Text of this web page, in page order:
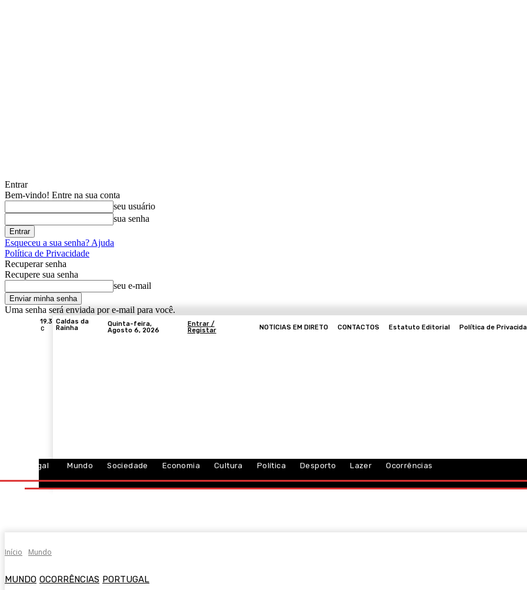
Entrar
Bem-vindo! Entre na sua conta
seu usuário
sua senha
Esqueceu a sua senha? Ajuda
Política de Privacidade
Recuperar senha
Recupere sua senha
seu e-mail
Uma senha será enviada por e-mail para você.
19.3
C
Caldas da
Rainha
Quinta-feira,
Agosto 6, 2026
Entrar /
Registar
NOTÍCIAS EM DIRETO CONTACTOS Estatuto Editorial Política de
Portugal Mundo Sociedade Economia Cultura Política Desporto Lazer Ocorrências
Início Mundo
MUNDO OCORRÊNCIAS PORTUGAL